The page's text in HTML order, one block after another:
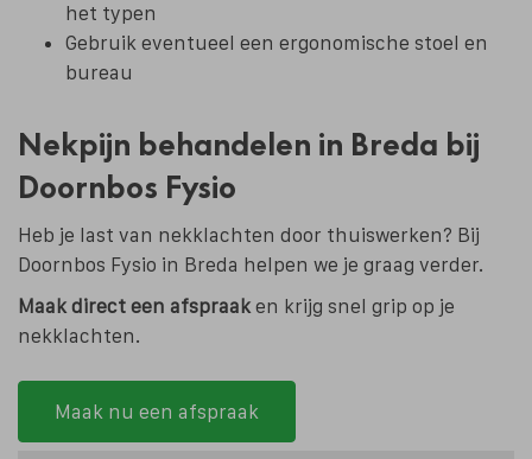
het typen
Gebruik eventueel een ergonomische stoel en
bureau
Nekpijn behandelen in Breda bij
Doornbos Fysio
Heb je last van nekklachten door thuiswerken? Bij
Doornbos Fysio in Breda helpen we je graag verder.
Maak direct een afspraaken krijg snel grip op je
nekklachten.
Maak nu een afspraak